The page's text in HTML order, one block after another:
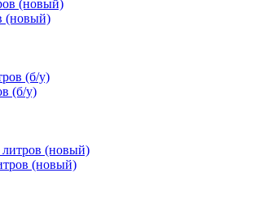
(новый)
(б/у)
(новый)